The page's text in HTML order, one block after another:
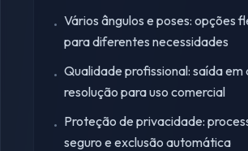
• Vários ângulos e poses: opções
para diferentes necessidades
• Qualidade profissional: saída em
resolução para uso comercial
• Proteção de privacidade:
seguro e exclusão automática